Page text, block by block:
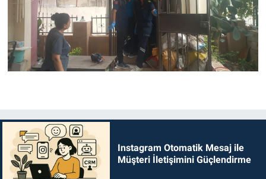
Instagram Otomatik Mesaj ile
Müşteri İletişimini Güçlendirme